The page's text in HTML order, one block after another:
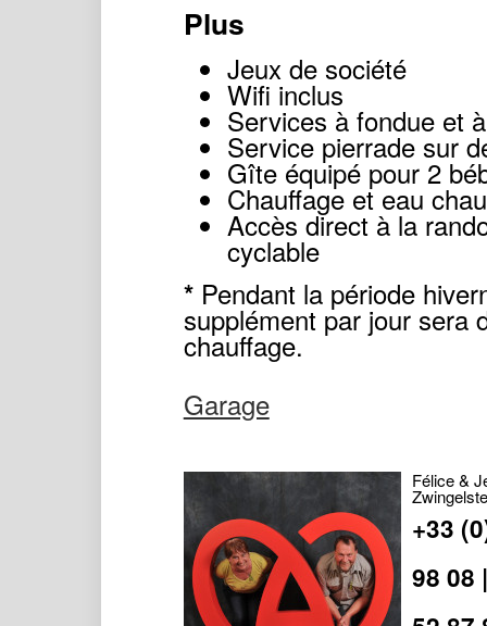
Plus
Jeux de société
Wifi inclus
Services à fondue et
Service pierrade sur
Gîte équipé pour 2
Chauffage et eau
Accès direct à la
cyclable
* Pendant la période
supplément par jour sera
chauffage.
Garage
Félice &
+33
98 08